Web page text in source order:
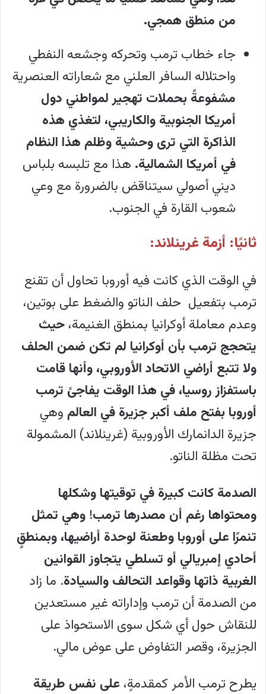
من منطق همجي.
جاء خطاب ترمب وتحركه وجشعه النفطي
واحتلاله السافر العلني مع شعاراته العنصرية
مشفوعةً بحملات تهجير لمواطني دول
أمريكا الجنوبية والكاريبي، لتغذي هذه
الذاكرة التي ترى وحشية وظلم هذا النظام
في أمريكا الشمالية. هذا مع تلبسه بلباس
ديني أصولي سيتناقض بالضرورة مع وعي
شعوب القارة في الجنوب.
ثانيًا: أزمة غرينلاند:
في الوقت الذي كانت فيه أوروبا تحاول أن تقنع
ترمب بتفعيل حلف الناتو والضغط على بوتين،
وعدم معاملة أوكرانيا بمنطق الغنيمة، حيث
يتحجج ترمب بأن أوكرانيا لم تكن ضمن الحلف
ولا تتبع أراضي الاتحاد الأوروبي، وأنها قامت
باستفزاز روسيا، في هذا الوقت يفاجئ ترمب
أوروبا بفتح ملف أكبر جزيرة في العالم وهي
جزيرة الدانمارك الأوروبية (غرينلاند) المشمولة
تحت مظلة الناتو.
الصدمة كانت كبيرة في توقيتها وشكلها
ومحتواها رغم أن مصدرها ترمب! وهي تمثل
تنمرًا على أوروبا وطعنة لوحدة أراضيها، وبمنطقٍ
أحادي إمبريالي أو تسلطي يتجاوز القوانين
الغربية ذاتها وقواعد التحالف والسيادة. ما زاد
من الصدمة أن ترمب وإداراته غير مستعدين
للنقاش حول أي شكل سوى الاستحواذ على
الجزيرة، وقصر التفاوض على عوض مالي.
يطرح ترمب الأمر كمقدمةٍ، على نفس طريقة